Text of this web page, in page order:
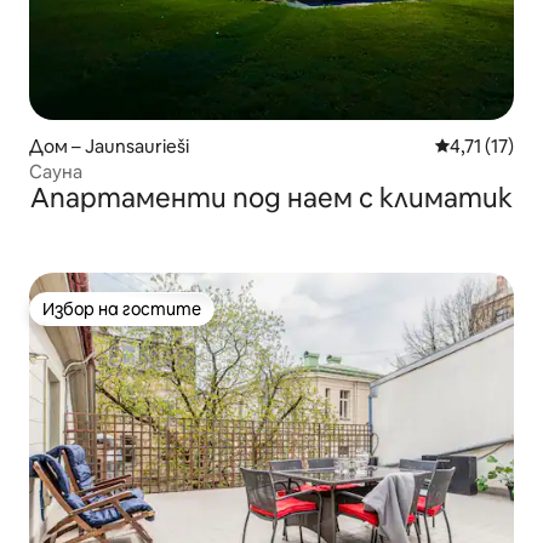
Дом – Jaunsaurieši Средна
4,71 (17)
Сауна
Апартаменти под наем с климатик
Избор на гостите
Избор на гостите